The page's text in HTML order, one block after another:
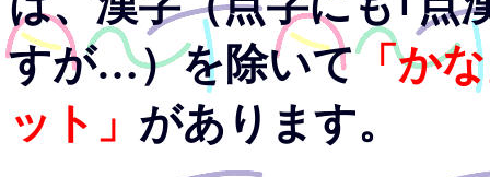
すが…）を除いて「か
ット」 があります。